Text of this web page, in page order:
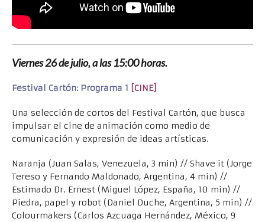
Viernes 26 de julio, a las 15:00 horas.
Festival Cartón: Programa 1 [CINE]
Una selección de cortos del Festival Cartón, que busca
impulsar el cine de animación como medio de
comunicación y expresión de ideas artísticas.
Naranja (Juan Salas, Venezuela, 3 min) // Shave it (Jorge
Tereso y Fernando Maldonado, Argentina, 4 min) //
Estimado Dr. Ernest (Miguel López, España, 10 min) //
Piedra, papel y robot (Daniel Duche, Argentina, 5 min) //
Colourmakers (Carlos Azcuaga Hernández, México, 9